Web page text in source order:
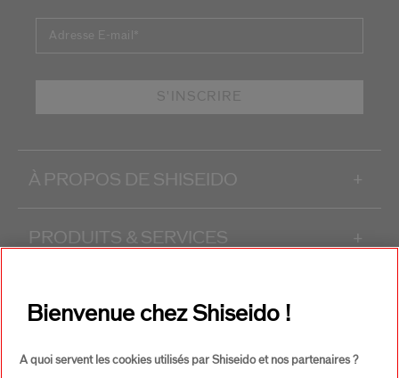
*
Adresse E-mail
S'INSCRIRE
À PROPOS DE SHISEIDO +
PRODUITS & SERVICES +
Bienvenue chez Shiseido !
A quoi servent les cookies utilisés par Shiseido et nos partenaires ?